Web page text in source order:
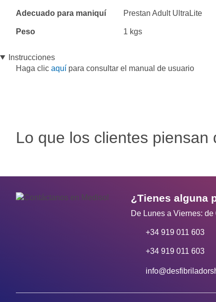
Adecuado para maniquí Prestan Adult UltraLite
Peso 1 kgs
Instrucciones
Haga clic aquí para consultar el manual de usuario
Lo que los clientes
¿Tienes alguna
De Lunes a Viernes: de
+34 919 011 603
+34 919 011 603